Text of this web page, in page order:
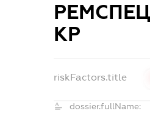
КР
riskFactors.title
dossier.fullName: